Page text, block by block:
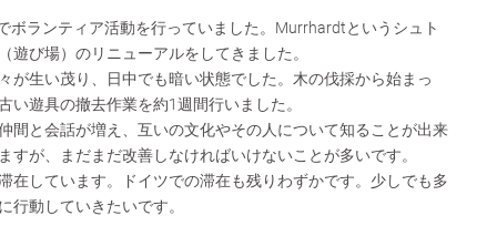
ボランティア活動を行っていました。Murrhardtというシュト
遊び場）のリニューアルをしてきました。
が生い茂り、日中でも暗い状態でした。木の伐採から始まっ
い遊具の撤去作業を約1週間行いました。
間と会話が増え、互いの文化やその人について知ることが出来
すが、まだまだ改善しなければいけないことが多いです。
在しています。ドイツでの滞在も残りわずかです。少しでも多
行動していきたいです。